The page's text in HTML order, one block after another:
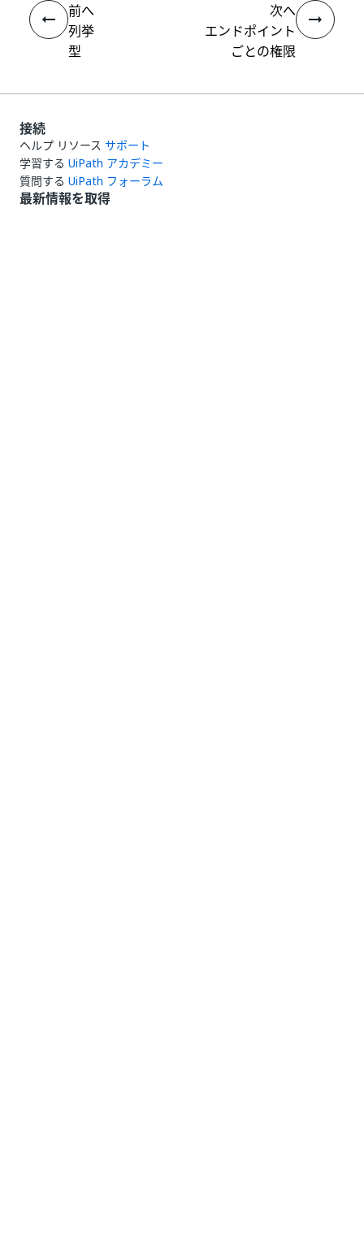
前へ
列挙
型
次へ
エンドポイント
ごとの権限
接続
ヘルプ リソース サポート
学習する UiPath アカデミー
質問する UiPath フォーラム
最新情報を取得